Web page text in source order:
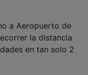
a Aeropuerto de
la distancia
en tan solo 2